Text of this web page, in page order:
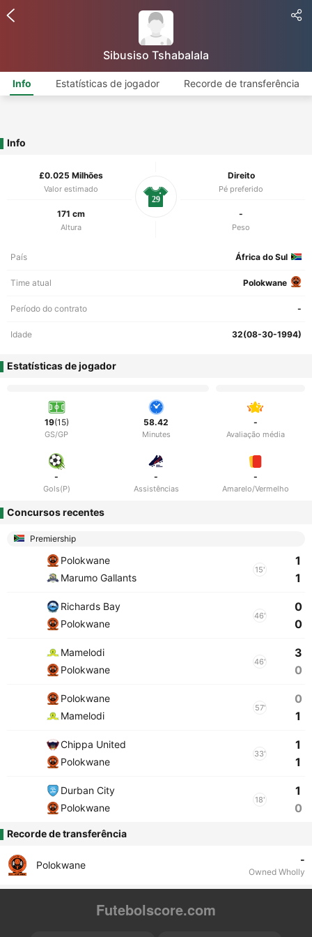
Sibusiso Tshabalala
Info Estatísticas de jogador Recorde de transferência
Info
£0.025 Milhões
Valor estimado
Direito
Pé preferido
171 cm
Altura
-
Peso
29
País África do Sul
Time atual Polokwane
Período do contrato -
Idade 32(08-30-1994)
Estatísticas de jogador
19(15)
GS/GP
58.42
Minutes
-
Avaliação média
-
Gols(P)
-
Assistências
-
Amarelo/Vermelho
Concursos recentes
Premiership
Polokwane
Marumo Gallants
15'
1
1
Richards Bay
Polokwane
46'
0
0
Mamelodi
Polokwane
46'
3
0
Polokwane
Mamelodi
57'
0
1
Chippa United
Polokwane
33'
1
1
Durban City
Polokwane
18'
1
0
Recorde de transferência
Polokwane -
Owned Wholly
Futebolscore.com